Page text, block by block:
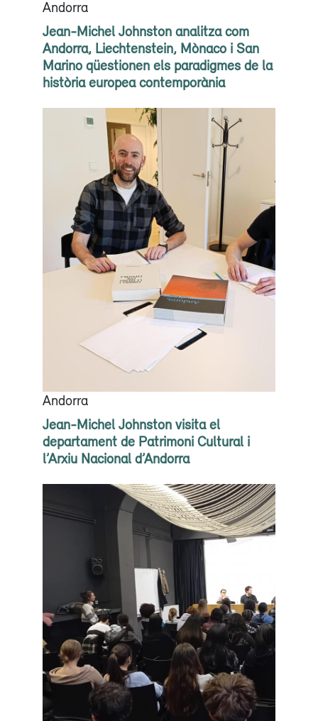
Andorra
Jean-Michel Johnston analitza com
Andorra, Liechtenstein, Mònaco i San
Marino qüestionen els paradigmes de la
història europea contemporània
Andorra
Jean-Michel Johnston visita el
departament de Patrimoni Cultural i
l’Arxiu Nacional d’Andorra